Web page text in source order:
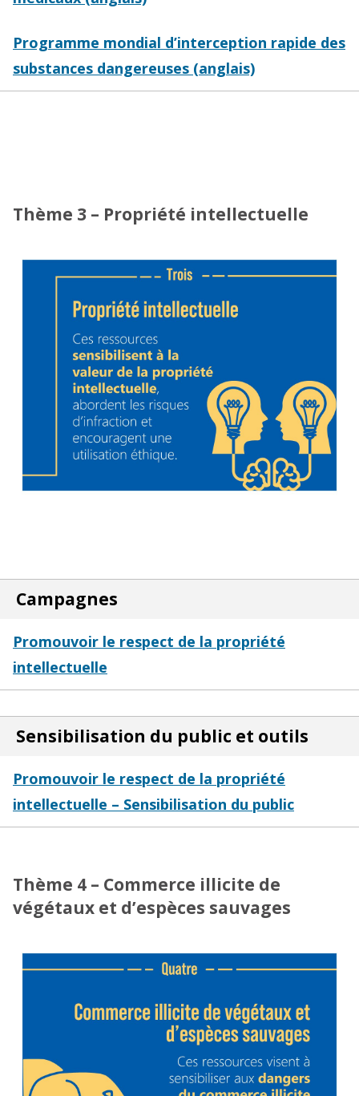
Programme mondial d’interception rapide des
substances dangereuses (anglais)
Thème 3 – Propriété intellectuelle
Campagnes
Promouvoir le respect de la propriété
intellectuelle
Sensibilisation du public et outils
Promouvoir le respect de la propriété
intellectuelle – Sensibilisation du public
Thème 4 – Commerce illicite de
végétaux et d’espèces sauvages